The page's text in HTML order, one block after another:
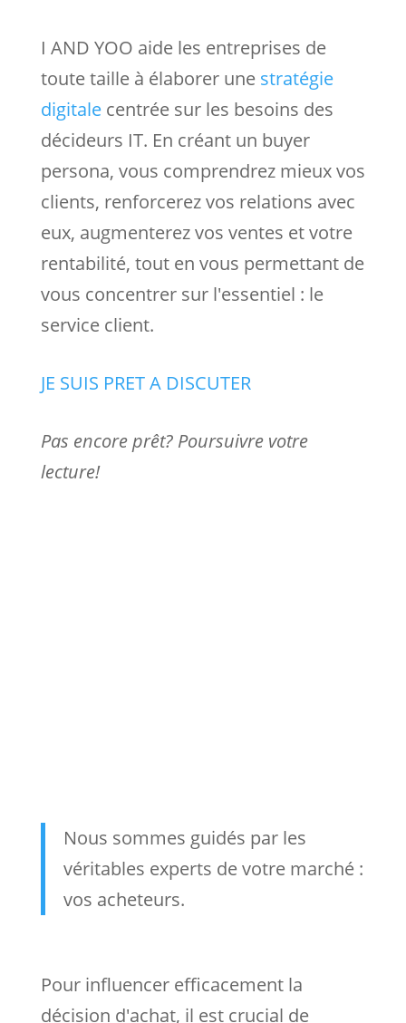
I AND YOO aide les entreprises de
toute taille à élaborer une stratégie
digitalecentrée sur les besoins des
décideurs IT. En créant un buyer
persona, vous comprendrez mieux vos
clients, renforcerez vos relations avec
eux, augmenterez vos ventes et votre
rentabilité, tout en vous permettant de
vous concentrer sur l'essentiel : le
service client.
JE SUIS PRET A DISCUTER
Pas encore prêt? Poursuivre votre
lecture!
Nous sommes guidés par les
véritables experts de votre marché :
vos acheteurs.
Pour influencer efficacement la
décision d'achat, il est crucial de